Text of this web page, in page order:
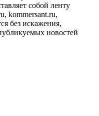
собой ленту
kommersant.ru,
без искажения,
новостей